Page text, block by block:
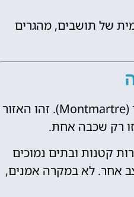
של תושבים, מהגרים
אי אפשר לדבר על רובע 18 בפריז – הרובע השמונה עשרה – בלי מונמארטר (Montmartre). זהו האזור
רק שכבה אחת.
קטנות ובתים נמוכים
אחר. לא במקרה אמנים,